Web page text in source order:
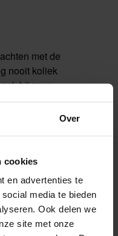
Over
cookies
en advertenties te
media te bieden
Ook delen we
site met onze
met de
nooit koliek
bij zeer